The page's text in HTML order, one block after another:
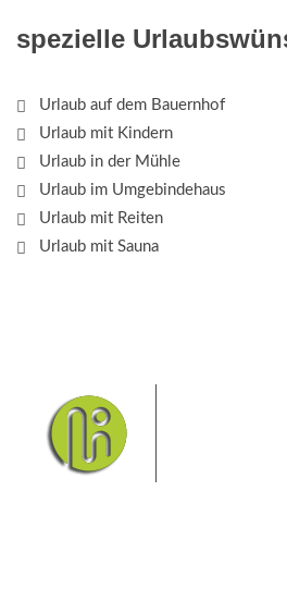
spezielle
Urlaub auf dem Bauernhof
Urlaub mit Kindern
Urlaub in der Mühle
Urlaub im Umgebindehaus
Urlaub mit Reiten
Urlaub mit Sauna